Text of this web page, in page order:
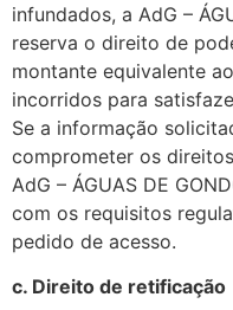
infundados, a AdG –
reserva o direito de
montante equivalente
incorridos para
Se a informação
comprometer os
AdG – ÁGUAS DE
com os requisitos
pedido de acesso.
c. Direito de retificação